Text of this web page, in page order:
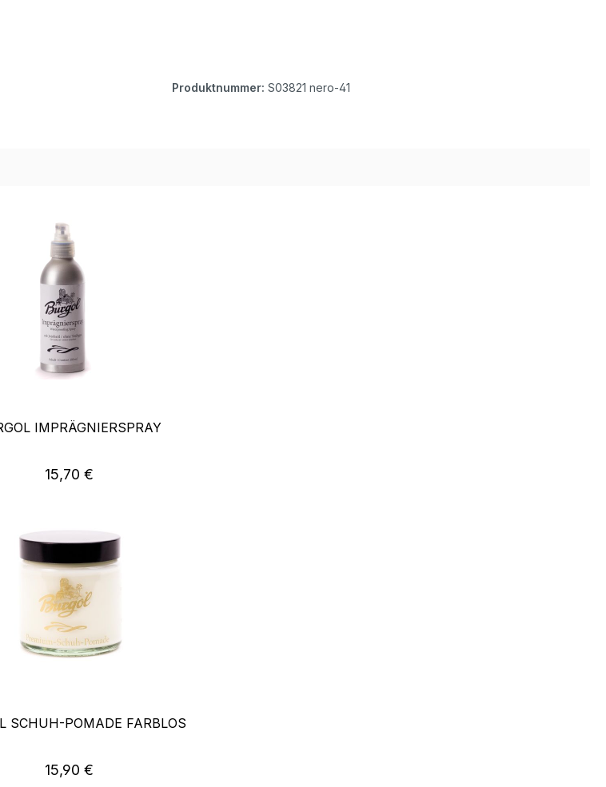
Produktnummer: S03821 nero-41
IMPRÄGNIERSPRAY
Regulärer Preis:
15,70 €
SCHUH-POMADE FARBLOS
Regulärer Preis:
15,90 €